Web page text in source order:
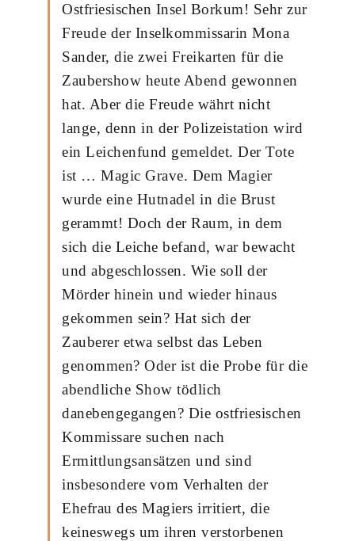
Ostfriesischen Insel Borkum! Sehr zur
Freude der Inselkommissarin Mona
Sander, die zwei Freikarten für die
Zaubershow heute Abend gewonnen
hat. Aber die Freude währt nicht
lange, denn in der Polizeistation wird
ein Leichenfund gemeldet. Der Tote
ist … Magic Grave. Dem Magier
wurde eine Hutnadel in die Brust
gerammt! Doch der Raum, in dem
sich die Leiche befand, war bewacht
und abgeschlossen. Wie soll der
Mörder hinein und wieder hinaus
gekommen sein? Hat sich der
Zauberer etwa selbst das Leben
genommen? Oder ist die Probe für die
abendliche Show tödlich
danebengegangen? Die ostfriesischen
Kommissare suchen nach
Ermittlungsansätzen und sind
insbesondere vom Verhalten der
Ehefrau des Magiers irritiert, die
keineswegs um ihren verstorbenen